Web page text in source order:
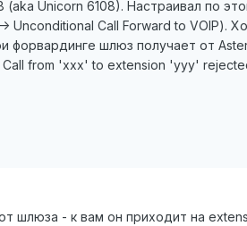
Unicorn 6108). Настраивал по
Call Forward to VOIP).
форвардинге шлюз получает от
Call from 'xxx' to extension 'yyy'
шлюза - к вам он приходит на